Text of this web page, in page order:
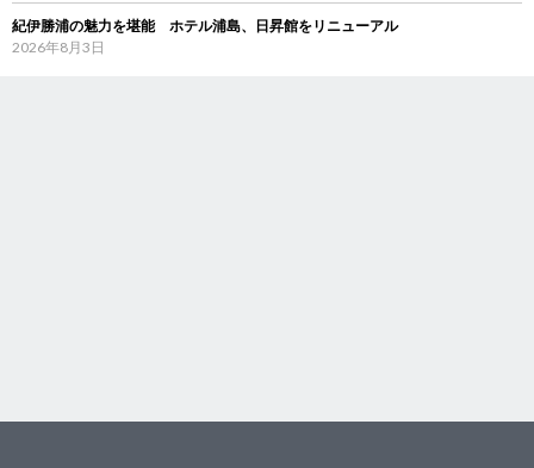
紀伊勝浦の魅力を堪能 ホテル浦島、日昇館をリニューアル
2026年8月3日